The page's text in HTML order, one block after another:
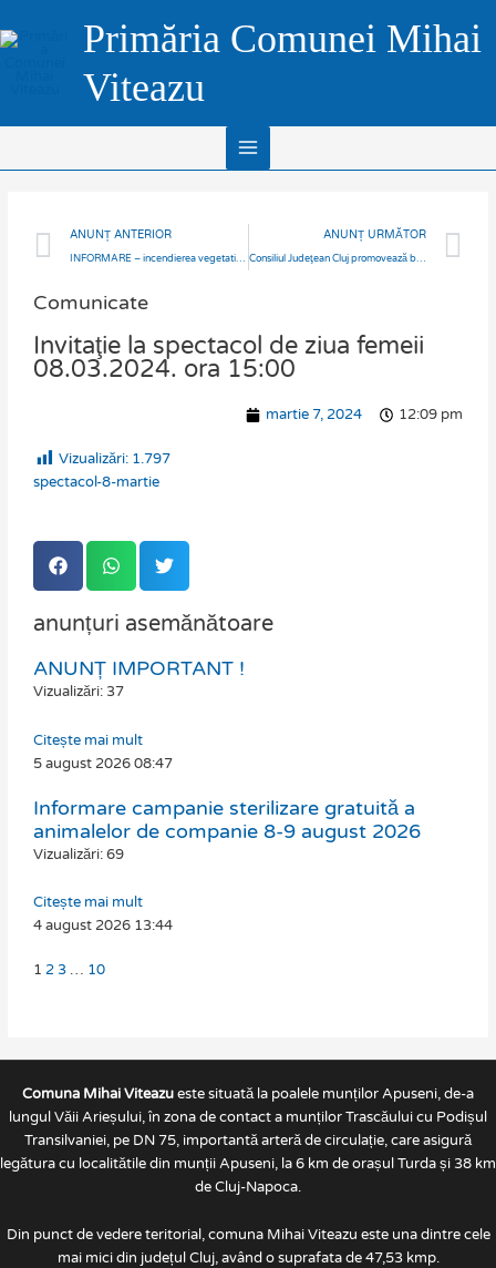
to
Primăria Comunei Mihai
Viteazu
Menu
Prev
ANUNȚ ANTERIOR
INFORMARE – incendierea vegetatiei din ariile naturale protejate se pedepsete cu inchisoare!
ANUNȚ URMĂTOR
Consiliul Judeţean Cluj promovează bucătăria locală prin PUNCT GASTRONOMIC LOCAL
Comunicate
Invitaţie la spectacol de ziua femeii
08.03.2024. ora 15:00
martie 7, 2024 12:09 pm
Vizualizări: 1.797
spectacol-8-martie
anunțuri asemănătoare
ANUNȚ IMPORTANT !
Vizualizări: 37
Citește mai mult
5 august 202608:47
Informare campanie sterilizare gratuită a
animalelor de companie 8-9 august 2026
Vizualizări: 69
Citește mai mult
4 august 2026 13:44
Page
1
Page
2
Page
3 …
Page
10
Comuna Mihai Viteazueste situată la poalele munților Apuseni, de-a
lungul Văii Arieșului, în zona de contact a munților Trascăului cu Podișul
Transilvaniei, pe DN 75, importantă arteră de circulație, care asigură
legătura cu localitătile din munții Apuseni, la 6 km de orașul Turda și 38 km
de Cluj-Napoca.
Din punct de vedere teritorial, comuna Mihai Viteazu este una dintre cele
mai mici din județul Cluj, având o suprafata de 47,53 kmp.